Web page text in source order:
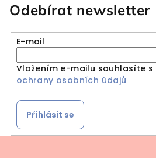
Odebírat newsletter
E-mail
Vložením e-mailu souhlasíte s
ochrany osobních údajů
Přihlásit se